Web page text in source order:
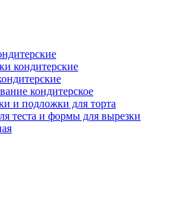
кондитерские
кондитерское
и подложки для торта
теста и формы для вырезки